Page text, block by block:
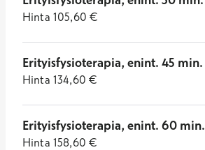
Hinta 105,60 €
Erityisfysioterapia, enint. 45 min.
Hinta 134,60 €
Erityisfysioterapia, enint. 60 min.
Hinta 158,60 €